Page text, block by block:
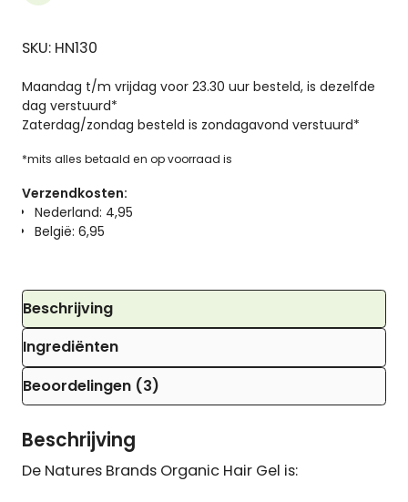
SKU: HN130
Maandag t/m vrijdag voor 23.30 uur besteld, is dezelfde
dag verstuurd*
Zaterdag/zondag besteld is zondagavond verstuurd*
*mits alles betaald en op voorraad is
Verzendkosten:
Nederland: 4,95
België: 6,95
Beschrijving
Ingrediënten
Beoordelingen (3)
Beschrijving
De Natures Brands Organic Hair Gel is: